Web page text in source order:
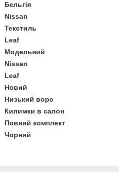
Бельгія
Nissan
Текстиль
Leaf
Модельний
Nissan
Leaf
Новий
Низький ворс
Килимки в салон
Повний комплект
Чорний